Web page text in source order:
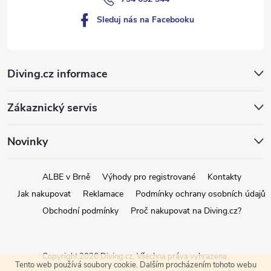
Tento web používá soubory cookie. Dalším procházením tohoto webu
Diving.cz informace
Zákaznický servis
Novinky
Sleduj nás na Facebooku
ALBE v Brně Výhody pro registrované
Kontakty
Jak nakupovat
Reklamace
Podmínky ochrany osobních údajů
Obchodní podmínky
Proč nakupovat na Diving.cz?
Copyright 2026 Diving.cz. Všechna práva vyhrazena.